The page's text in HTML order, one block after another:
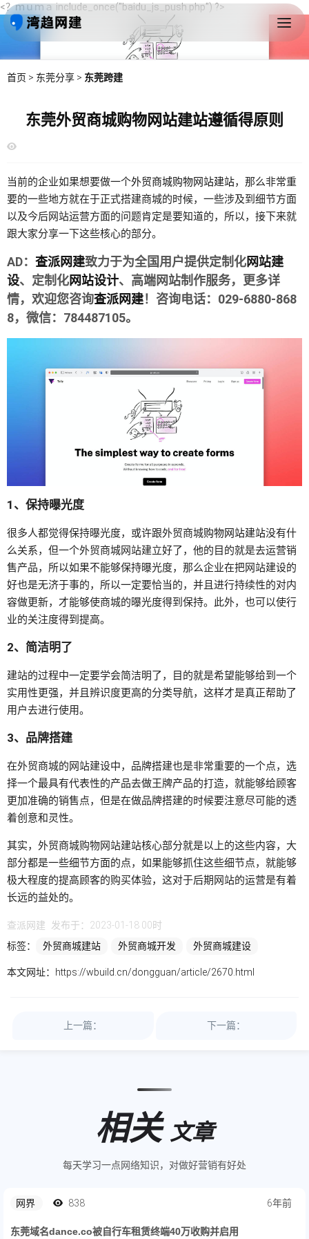
<？ｍｕｍａ include_once("baidu_js_push.php") ?>
首页 > 东莞分享 > 东莞跨建
东莞外贸商城购物网站建站遵循得原则
当前的企业如果想要做一个外贸商城购物网站建站，那么非常重
要的一些地方就在于正式搭建商城的时候，一些涉及到细节方面
以及今后网站运营方面的问题肯定是要知道的，所以，接下来就
跟大家分享一下这些核心的部分。
AD： 查派网建致力于为全国用户提供定制化网站建
设、定制化网站设计、高端网站制作服务，更多详
情，欢迎您咨询查派网建！咨询电话：029-6880-868
8，微信：784487105。
1、保持曝光度
很多人都觉得保持曝光度，或许跟外贸商城购物网站建站没有什
么关系，但一个外贸商城网站建立好了，他的目的就是去运营销
售产品，所以如果不能够保持曝光度，那么企业在把网站建设的
好也是无济于事的，所以一定要恰当的，并且进行持续性的对内
容做更新，才能够使商城的曝光度得到保持。此外，也可以使行
业的关注度得到提高。
2、简洁明了
建站的过程中一定要学会简洁明了，目的就是希望能够给到一个
实用性更强，并且辨识度更高的分类导航，这样才是真正帮助了
用户去进行使用。
3、品牌搭建
在外贸商城的网站建设中，品牌搭建也是非常重要的一个点，选
择一个最具有代表性的产品去做王牌产品的打造，就能够给顾客
更加准确的销售点，但是在做品牌搭建的时候要注意尽可能的透
着创意和灵性。
其实，外贸商城购物网站建站核心部分就是以上的这些内容，大
部分都是一些细节方面的点，如果能够抓住这些细节点，就能够
极大程度的提高顾客的购买体验，这对于后期网站的运营是有着
长远的益处的。
查派网建
发布于：2023-01-18 00时
标签：
外贸商城建站 外贸商城开发 外贸商城建设
本文网址： https://wbuild.cn/dongguan/article/2670.html
上一篇： 下一篇：
相关 文章
每天学习一点网络知识，对做好营销有好处
网界 838 6年前
东莞域名dance.co被自行车租赁终端40万收购并启用